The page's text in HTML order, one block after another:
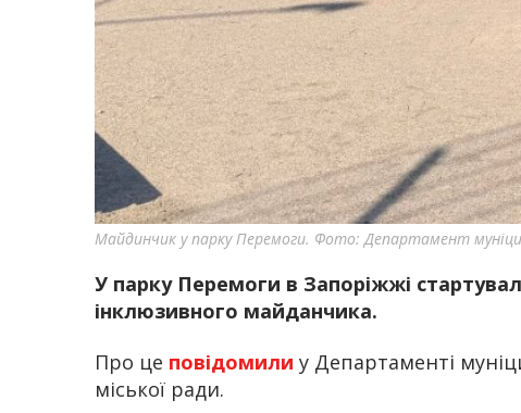
Майдинчик у парку Перемоги. Фото: Департамент
У парку Перемоги в Запоріжжі
інклюзивного майданчика.
Про це повідомили у Департаменті
міської ради.